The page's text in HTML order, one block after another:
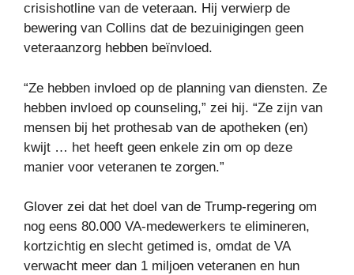
crisishotline van de veteraan. Hij verwierp de
bewering van Collins dat de bezuinigingen geen
veteraanzorg hebben beïnvloed.
“Ze hebben invloed op de planning van diensten. Ze
hebben invloed op counseling,” zei hij. “Ze zijn van
mensen bij het prothesab van de apotheken (en)
kwijt … het heeft geen enkele zin om op deze
manier voor veteranen te zorgen.”
Glover zei dat het doel van de Trump-regering om
nog eens 80.000 VA-medewerkers te elimineren,
kortzichtig en slecht getimed is, omdat de VA
verwacht meer dan 1 miljoen veteranen en hun